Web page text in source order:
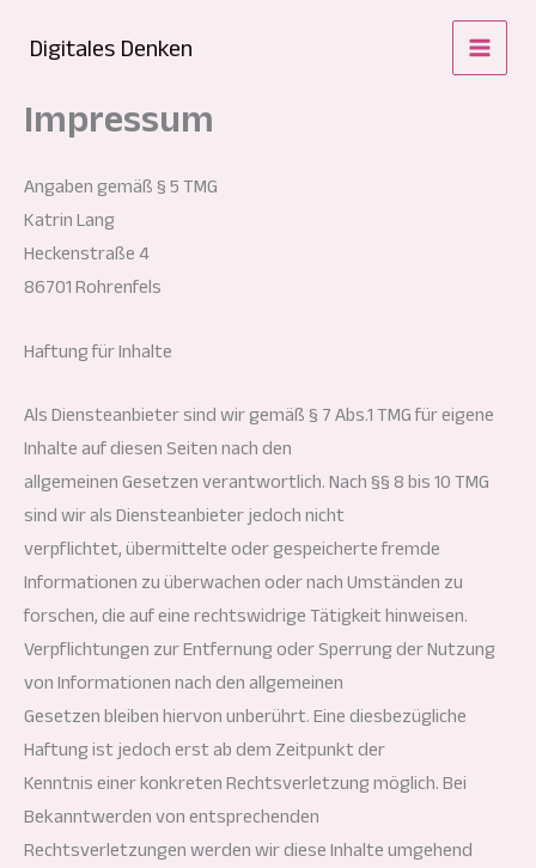
InhaltDigitales Denken
Impressum
Angaben gemäß § 5 TMG
Katrin Lang
Heckenstraße 4
86701 Rohrenfels
Haftung für Inhalte
Als Diensteanbieter sind wir gemäß § 7 Abs.1 TMG für eigene
Inhalte auf diesen Seiten nach den
allgemeinen Gesetzen verantwortlich. Nach §§ 8 bis 10 TMG
sind wir als Diensteanbieter jedoch nicht
verpflichtet, übermittelte oder gespeicherte fremde
Informationen zu überwachen oder nach Umständen zu
forschen, die auf eine rechtswidrige Tätigkeit hinweisen.
Verpflichtungen zur Entfernung oder Sperrung der Nutzung
von Informationen nach den allgemeinen
Gesetzen bleiben hiervon unberührt. Eine diesbezügliche
Haftung ist jedoch erst ab dem Zeitpunkt der
Kenntnis einer konkreten Rechtsverletzung möglich. Bei
Bekanntwerden von entsprechenden
Rechtsverletzungen werden wir diese Inhalte umgehend